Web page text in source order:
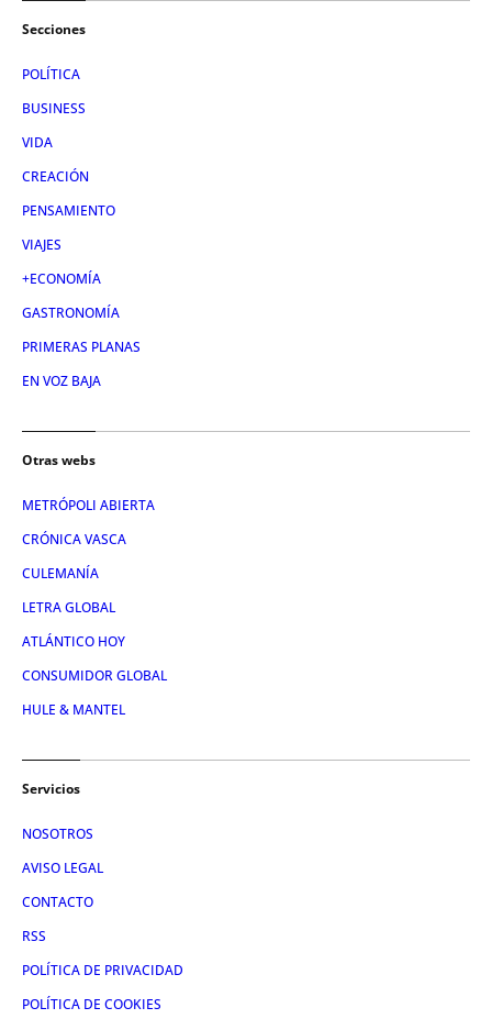
Secciones
POLÍTICA
BUSINESS
VIDA
CREACIÓN
PENSAMIENTO
VIAJES
+ECONOMÍA
GASTRONOMÍA
PRIMERAS PLANAS
EN VOZ BAJA
Otras webs
METRÓPOLI ABIERTA
CRÓNICA VASCA
CULEMANÍA
LETRA GLOBAL
ATLÁNTICO HOY
CONSUMIDOR GLOBAL
HULE & MANTEL
Servicios
NOSOTROS
AVISO LEGAL
CONTACTO
RSS
POLÍTICA DE PRIVACIDAD
POLÍTICA DE COOKIES